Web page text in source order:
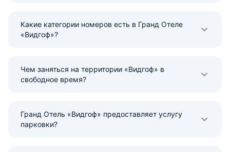
Какие категории номеров есть в Гранд Отеле
«Видгоф»?
Чем заняться на территории «Видгоф» в
свободное время?
Гранд Отель «Видгоф» предоставляет услугу
парковки?